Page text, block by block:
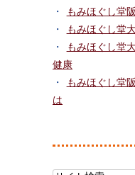
もみほぐし堂
もみほぐし堂
もみほぐし堂
健康
もみほぐし堂
は